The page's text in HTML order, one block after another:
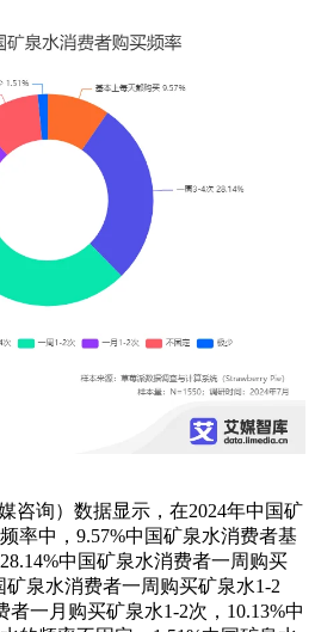
询）数据显示，在2024年中国矿
率中，9.57%中国矿泉水消费者基
中国矿泉水消费者一周购买
矿泉水消费者一周购买矿泉水1-2